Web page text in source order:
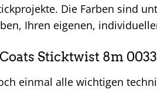
Die Farben sind
Ihren eigenen,
Sticktwist 8m
einmal alle wichtigen